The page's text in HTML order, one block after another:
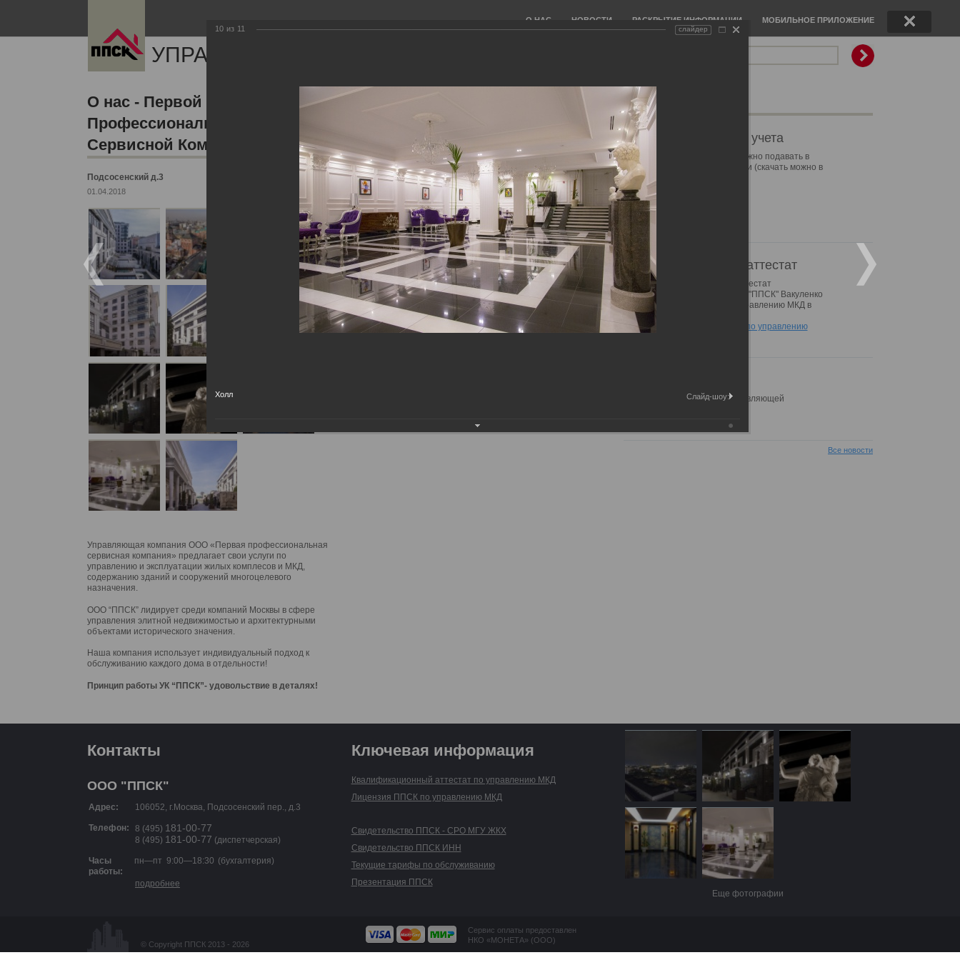
УПРАВЛЯЮЩАЯ КОМПАНИЯ ООО "ППСК"
О НАС НОВОСТИ РАСКРЫТИЕ ИНФОРМАЦИИ МОБИЛЬНОЕ ПРИЛОЖЕНИЕ
О нас - Первой
Профессиональной
Сервисной Компании
Подсосенский д.3
01.04.2018
Управляющая компания ООО «Первая профессиональная
сервисная компания» предлагает свои услуги по
управлению и эксплуатации жилых комплесов и МКД,
содержанию зданий и сооружений многоцелевого
назначения.
ООО “ППСК” лидирует среди компаний Москвы в сфере
управления элитной недвижимостью и архитектурными
объектами исторического значения.
Наша компания использует индивидуальный подход к
обслуживанию каждого дома в отдельности!
Принцип работы УК “ППСК”- удовольствие в деталях!
Новости ППСК
11.01.2021г
Показания приборов учета
Показания приборов учета можно подавать в
нашем мобильном приложении (скачать можно в
Apple Store
22.01.2020г
Квалификационный аттестат
Выдан квалификационный аттестат
генеральному директору ООО "ППСК" Вакуленко
Александру Сергеевичу по управлению МКД в
г.Москве.
Квалификационный аттестат по управлению
Обновлена презентация управляющей
Все новости
Пожалуйста, авторизуйтесь:
Запомнить меня на этом компьютере
Войти
Забыли свой пароль?
Контакты
ООО "ППСК"
Адрес: 106052, г.Москва, Подсосенский пер., д.3
Телефон: 8 (495) 181-00-77
8 (495) 181-00-77 (диспетчерская)
Часы
работы:
пн—пт 9:00—18:30 (бухгалтерия)
подробнее
Еще фотографии
Ключевая информация
Квалификационный аттестат по управлению МКД
Лицензия ППСК по управлению МКД
Свидетельство ППСК - СРО МГУ ЖКХ
Свидетельство ППСК ИНН
Текущие тарифы по обслуживанию
Презентация ППСК
© Copyright ППСК 2013 - 2026
Сервис оплаты предоставлен
НКО «МОНЕТА» (ООО)
10 из 11 слайдер
Холл Слайд-шоу: